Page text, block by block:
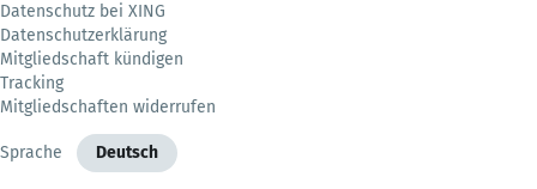
Datenschutz bei XING
Datenschutzerklärung
Mitgliedschaft kündigen
Tracking
Mitgliedschaften widerrufen
Sprache Deutsch